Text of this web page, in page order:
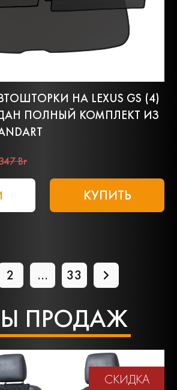
НА LEXUS GS (4)
ПОЛНЫЙ КОМПЛЕКТ ИЗ
Br
КУПИТЬ
2 ... 33
ПРОДАЖ
СКИДКА